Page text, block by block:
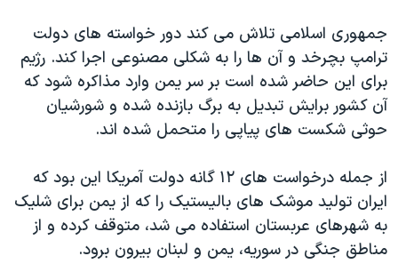
جمهوری اسلامی تلاش می کند دور خواسته های دولت
ترامپ بچرخد و آن ها را به شکلی مصنوعی اجرا کند. رژیم
برای این حاضر شده است بر سر یمن وارد مذاکره شود که
آن کشور برایش تبدیل به برگ بازنده شده و شورشیان
حوثی شکست های پیاپی را متحمل شده اند.
از جمله درخواست های ۱۲ گانه دولت آمریکا این بود که
ایران تولید موشک های بالیستیک را که از یمن برای شلیک
به شهرهای عربستان استفاده می شد، متوقف کرده و از
مناطق جنگی در سوریه، یمن و لبنان بیرون برود.